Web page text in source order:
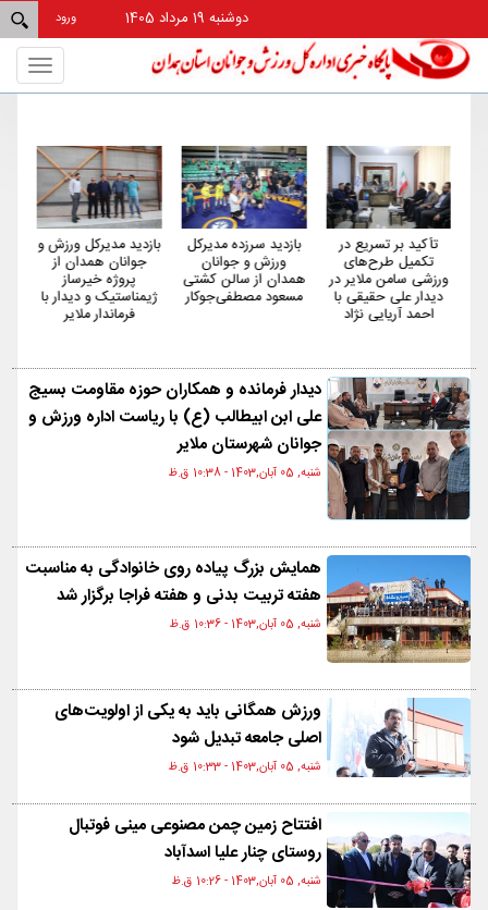
ورود
دوشنبه 19 مرداد 1405
آخرین دور افتخار
پیشکسوت والیبال
همدان در سالن
فردوسی زده شد
تأکید بر تسریع در
تکمیل طرح‌های
ورزشی سامن ملایر در
دیدار علی حقیقی با
بازدید سرزده مدیرکل
ورزش و جوانان
همدان از سالن کشتی
مسعود مصطفی‌جوکار
دیدار فرمانده و همکاران حوزه مقاومت بسیج
علی ابن ابیطالب (ع) با ریاست اداره ورزش و
جوانان شهرستان ملایر
شنبه, 05 آبان,1403 - 10:38 ق.ظ
همایش بزرگ پياده روی خانوادگی به مناسبت
هفته تربیت بدنی و هفته فراجا برگزار شد
شنبه, 05 آبان,1403 - 10:36 ق.ظ
ورزش همگانی باید به یکی از اولویت‌های
اصلی جامعه تبدیل شود
شنبه, 05 آبان,1403 - 10:33 ق.ظ
افتتاح زمین چمن مصنوعی مینی فوتبال
روستای چنار علیا اسدآباد
شنبه, 05 آبان,1403 - 10:26 ق.ظ